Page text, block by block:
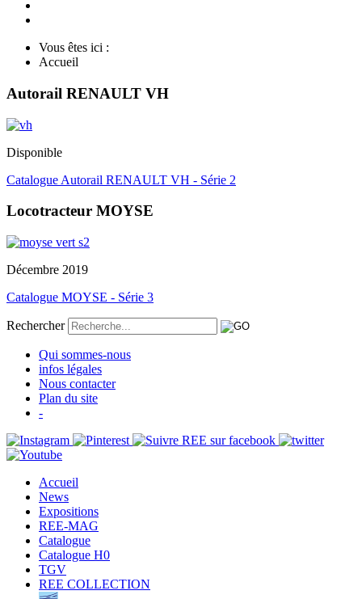
Vous êtes ici :
Accueil
Autorail RENAULT VH
Disponible
Catalogue Autorail RENAULT VH - Série 2
Locotracteur MOYSE
Décembre 2019
Catalogue MOYSE - Série 3
Rechercher
Qui sommes-nous
infos légales
Nous contacter
Plan du site
-
Accueil
News
Expositions
REE-MAG
Catalogue
Catalogue H0
TGV
REE COLLECTION